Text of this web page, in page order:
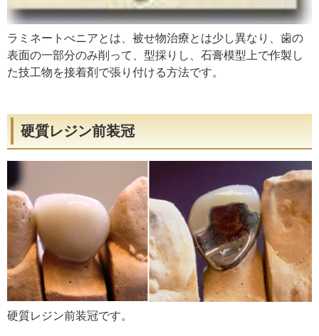
ラミネートべニアとは、被せ物治療とは少し異なり、歯の
表面の一部分のみ削って、型採りし、石膏模型上で作製し
た技工物を接着剤で張り付ける方法です。
硬質レジン前装冠
硬質レジン前装冠です。